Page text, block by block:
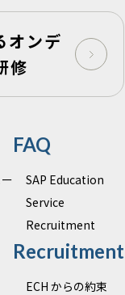
オンデ
修
FAQ
SAP Education
Service
Recruitment
Recruitment
ECH からの約束